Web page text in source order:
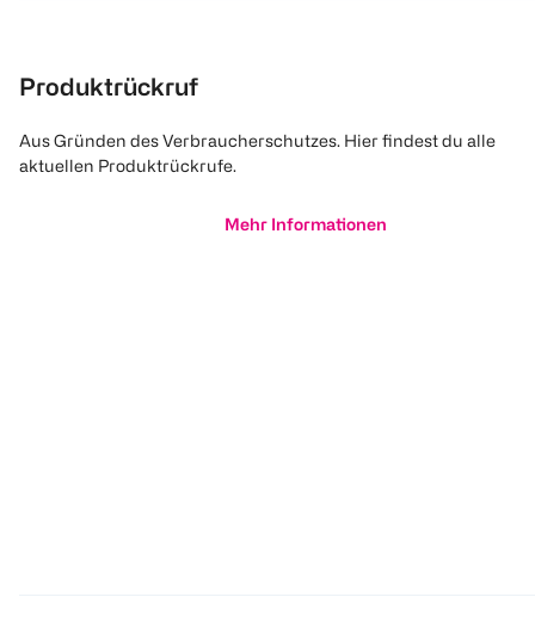
Produktrückruf
Aus Gründen des Verbraucherschutzes. Hier findest du alle
aktuellen Produktrückrufe.
Mehr Informationen